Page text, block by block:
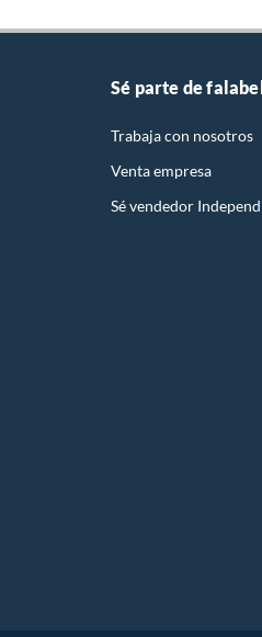
Sé parte de
Trabaja con nosotros
Venta empresa
Sé vendedor